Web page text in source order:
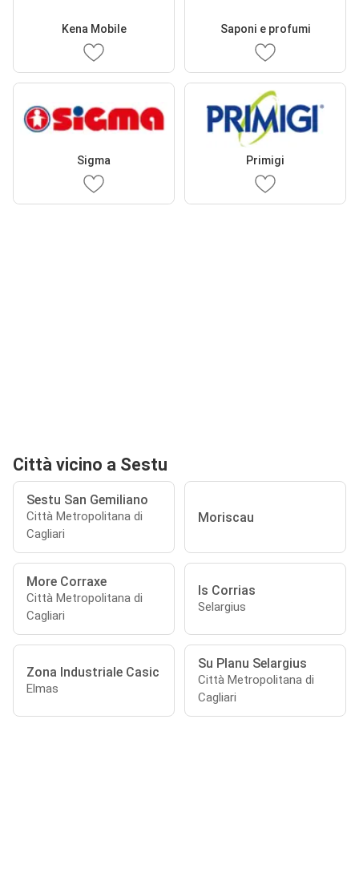
Kena Mobile Saponi e profumi
Sigma Primigi
Città vicino a Sestu
Sestu San Gemiliano
Città Metropolitana di
Cagliari
Moriscau
More Corraxe
Città Metropolitana di
Cagliari
Is Corrias
Selargius
Zona Industriale Casic
Elmas
Su Planu Selargius
Città Metropolitana di
Cagliari